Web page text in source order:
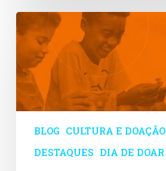
Dia
de
Doar
une
doadores,
ONGs
empresas
BLOG CULTURA E DOAÇÃO
DESTAQUES DIA DE DOAR